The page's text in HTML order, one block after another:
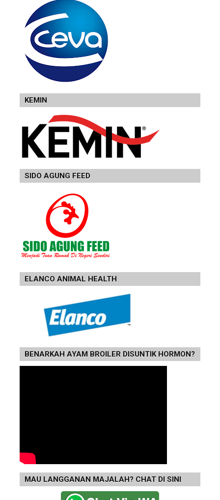
KEMIN
SIDO AGUNG FEED
ELANCO ANIMAL HEALTH
BENARKAH AYAM BROILER DISUNTIK HORMON?
MAU LANGGANAN MAJALAH? CHAT DI SINI